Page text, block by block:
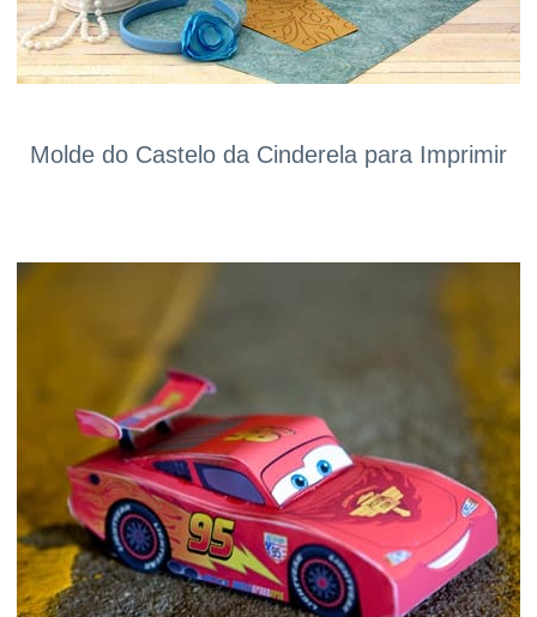
Molde do Castelo da Cinderela para Imprimir